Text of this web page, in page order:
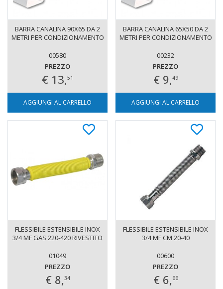
BARRA CANALINA 90X65 DA 2
METRI PER CONDIZIONAMENTO
00580
PREZZO
€ 13,51
AGGIUNGI AL CARRELLO
BARRA CANALINA 65X50 DA 2
METRI PER CONDIZIONAMENTO
00232
PREZZO
€ 9,49
AGGIUNGI AL CARRELLO
FLESSIBILE ESTENSIBILE INOX
3/4 MF GAS 220-420 RIVESTITO
01049
PREZZO
€ 8,34
FLESSIBILE ESTENSIBILE INOX
3/4 MF CM 20-40
00600
PREZZO
€ 6,66